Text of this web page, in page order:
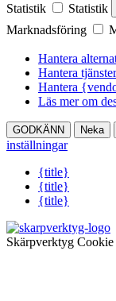
Statistik
Statistik
Marknadsföring
Hantera
Hantera tjänster
Hantera
Läs mer om
GODKÄNN Neka
inställningar
{title}
{title}
{title}
Skärpverktyg